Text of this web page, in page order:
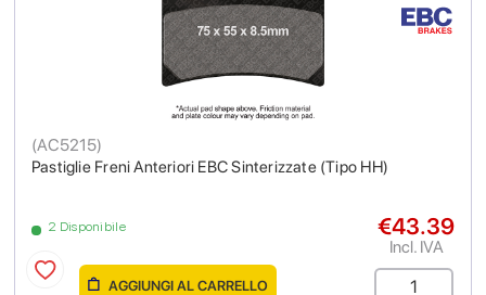
Pastiglie Freni Anteriori EBC Sinterizzate (Tipo HH)
(AC5215)
2 Disponibile €43.39
Incl. IVA
AGGIUNGI AL CARRELLO